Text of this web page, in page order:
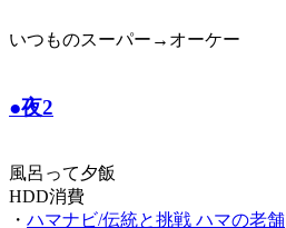
いつものスーパー→オーケー
●夜2
風呂って夕飯
HDD消費
・ ハマナビ/伝統と挑戦 ハマの老舗